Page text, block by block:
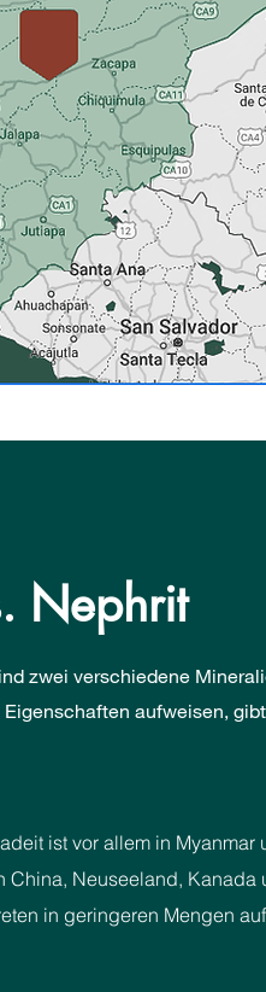
Nephrit
zwei verschiedene
aufweisen,
ist vor allem in
China, Neuseeland, Kanada
in geringeren Mengen